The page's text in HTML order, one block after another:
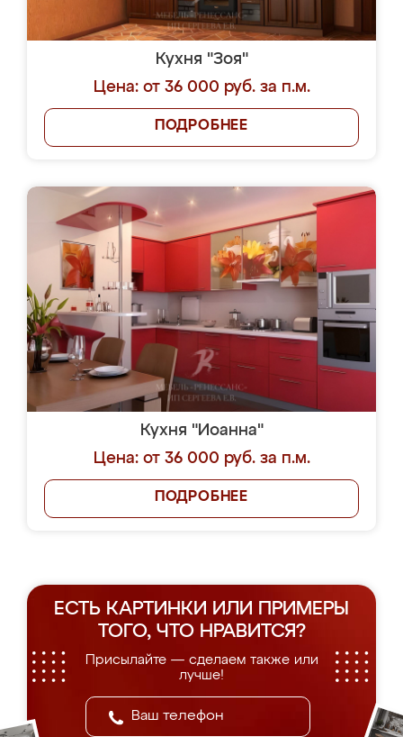
Кухня "Зоя"
Цена: от 36 000 руб. за п.м.
ПОДРОБНЕЕ
Кухня "Иоанна"
Цена: от 36 000 руб. за п.м.
ПОДРОБНЕЕ
ЕСТЬ КАРТИНКИ ИЛИ ПРИМЕРЫ
ТОГО, ЧТО НРАВИТСЯ?
Присылайте — сделаем также или
лучше!